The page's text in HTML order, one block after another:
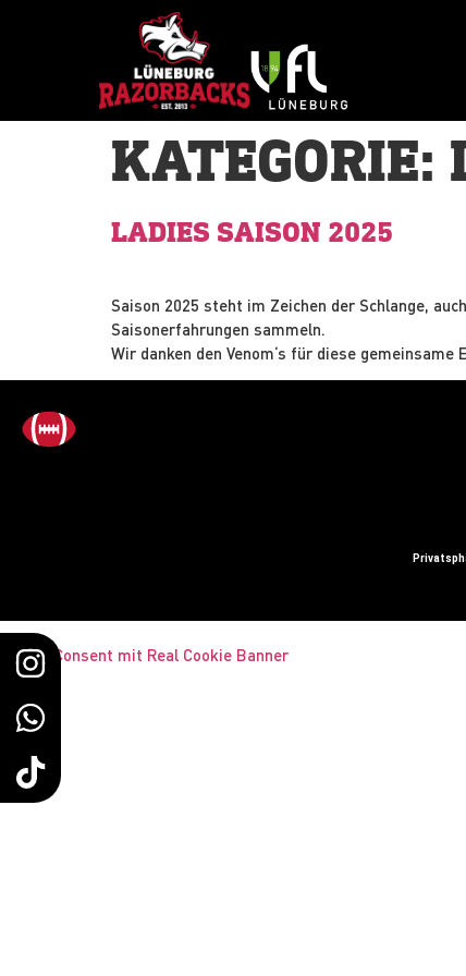
KATEGORIE:
LADIES SAISON 2025
Saison 2025 steht im Zeichen der Schlange,
Saisonerfahrungen sammeln.
Wir danken den Venom‘s für diese
Cookie Consent mit Real Cookie Banner